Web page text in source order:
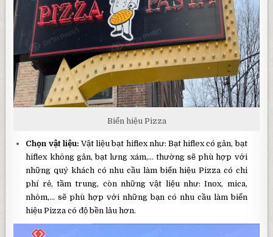
Biển hiệu Pizza
Chọn vật liệu: Vật liệu bạt hiflex như: Bạt hiflex có gân, bạt
hiflex không gân, bạt lưng xám,… thường sẽ phù hợp với
những quý khách có nhu cầu làm biển hiệu Pizza có chi
phí rẻ, tầm trung, còn những vật liệu như: Inox, mica,
nhôm,… sẽ phù hợp với những bạn có nhu cầu làm biển
hiệu Pizza có độ bền lâu hơn.